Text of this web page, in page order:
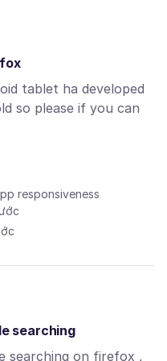
tablet ha developed
so please if you can
responsiveness
searching
searching on firefox ,